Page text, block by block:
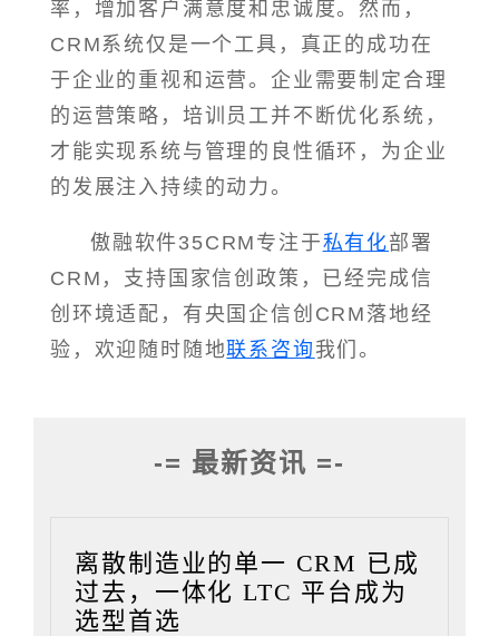
率，增加客户满意度和忠诚度。然而，
CRM系统仅是一个工具，真正的成功在
于企业的重视和运营。企业需要制定合理
的运营策略，培训员工并不断优化系统，
才能实现系统与管理的良性循环，为企业
的发展注入持续的动力。
傲融软件35CRM专注于私有化部署
CRM，支持国家信创政策，已经完成信
创环境适配，有央国企信创CRM落地经
验，欢迎随时随地联系咨询 我们。
-= 最新资讯 =-
离散制造业的单一 CRM 已成
过去，一体化 LTC 平台成为
选型首选